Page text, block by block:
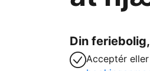
Din
Acceptér